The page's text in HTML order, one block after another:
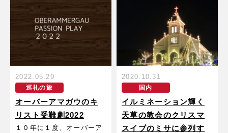
2022.05.29
巡礼の旅
オーバーアマガウのキ
リスト受難劇2022
１０年に１度、オーバーア
2020.10.31
国内
イルミネーション輝く
天草の教会のクリスマ
スイブのミサに参列す